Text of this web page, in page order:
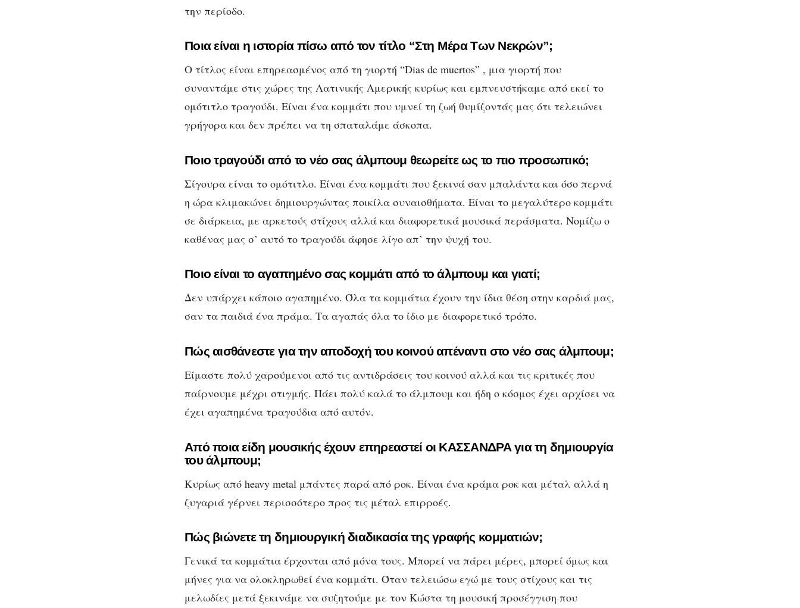
την περίοδο.
Ποια είναι η ιστορία πίσω από τον τίτλο “Στη Μέρα Των Νεκρών”;
Ο τίτλος είναι επηρεασμένος από τη γιορτή “Dias de muertos” , μια γιορτή που
συναντάμε στις χώρες της Λατινικής Αμερικής κυρίως και εμπνευστήκαμε από εκεί το
ομότιτλο τραγούδι. Είναι ένα κομμάτι που υμνεί τη ζωή θυμίζοντάς μας ότι τελειώνει
γρήγορα και δεν πρέπει να τη σπαταλάμε άσκοπα.
Ποιο τραγούδι από το νέο σας άλμπουμ θεωρείτε ως το πιο προσωπικό;
Σίγουρα είναι το ομότιτλο. Είναι ένα κομμάτι που ξεκινά σαν μπαλάντα και όσο περνά
η ώρα κλιμακώνει δημιουργώντας ποικίλα συναισθήματα. Είναι το μεγαλύτερο κομμάτι
σε διάρκεια, με αρκετούς στίχους αλλά και διαφορετικά μουσικά περάσματα. Νομίζω ο
καθένας μας σ’ αυτό το τραγούδι άφησε λίγο απ’ την ψυχή του.
Ποιο είναι το αγαπημένο σας κομμάτι από το άλμπουμ και γιατί;
Δεν υπάρχει κάποιο αγαπημένο. Όλα τα κομμάτια έχουν την ίδια θέση στην καρδιά μας,
σαν τα παιδιά ένα πράμα. Τα αγαπάς όλα το ίδιο με διαφορετικό τρόπο.
Πώς αισθάνεστε για την αποδοχή του κοινού απέναντι στο νέο σας άλμπουμ;
Είμαστε πολύ χαρούμενοι από τις αντιδράσεις του κοινού αλλά και τις κριτικές που
παίρνουμε μέχρι στιγμής. Πάει πολύ καλά το άλμπουμ και ήδη ο κόσμος έχει αρχίσει να
έχει αγαπημένα τραγούδια από αυτόν.
Από ποια είδη μουσικής έχουν επηρεαστεί οι ΚΑΣΣΑΝΔΡΑ για τη δημιουργία
του άλμπουμ;
Κυρίως από heavy metal μπάντες παρά από ροκ. Είναι ένα κράμα ροκ και μέταλ αλλά η
ζυγαριά γέρνει περισσότερο προς τις μέταλ επιρροές.
Πώς βιώνετε τη δημιουργική διαδικασία της γραφής κομματιών;
Γενικά τα κομμάτια έρχονται από μόνα τους. Μπορεί να πάρει μέρες, μπορεί όμως και
μήνες για να ολοκληρωθεί ένα κομμάτι. Όταν τελειώσω εγώ με τους στίχους και τις
μελωδίες μετά ξεκινάμε να συζητούμε με τον Κώστα τη μουσική προσέγγιση που